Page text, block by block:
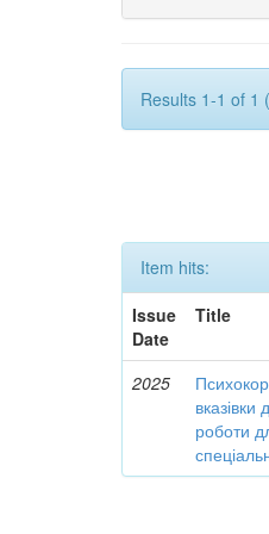
Results 1-1 of 1
Item hits:
Issue
Date
Title
2025
роботи